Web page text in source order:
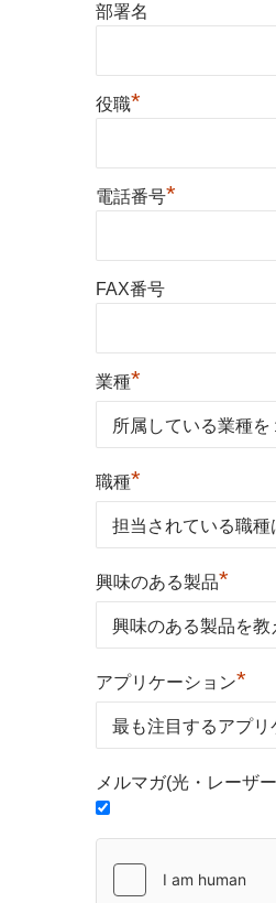
部署名
役職*
電話番号*
FAX番号
業種*
職種*
興味のある製品*
アプリケーション*
メルマガ(光・レーザ